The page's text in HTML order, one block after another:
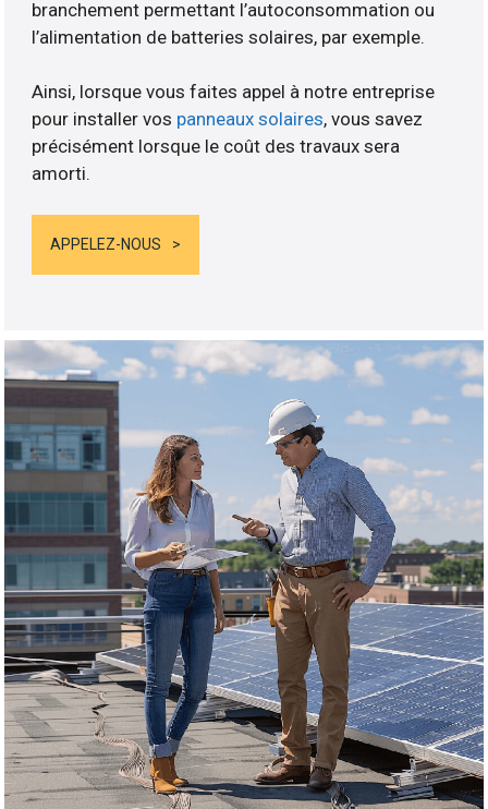
branchement permettant l’autoconsommation ou
l’alimentation de batteries solaires, par exemple.
Ainsi, lorsque vous faites appel à notre entreprise
pour installer vos panneaux solaires, vous savez
précisément lorsque le coût des travaux sera
amorti.
APPELEZ-NOUS